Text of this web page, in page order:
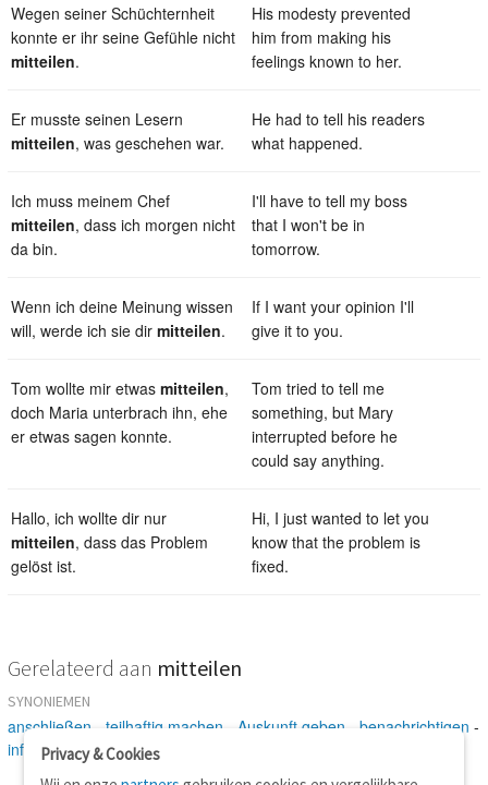
Wegen seiner Schüchternheit
konnte er ihr seine Gefühle nicht
mitteilen.
His modesty prevented
him from making his
feelings known to her.
Er musste seinen Lesern
mitteilen, was geschehen war.
He had to tell his readers
what happened.
Ich muss meinem Chef
mitteilen, dass ich morgen nicht
da bin.
I'll have to tell my boss
that I won't be in
tomorrow.
Wenn ich deine Meinung wissen
will, werde ich sie dir mitteilen.
If I want your opinion I'll
give it to you.
Tom wollte mir etwas mitteilen,
doch Maria unterbrach ihn, ehe
er etwas sagen konnte.
Tom tried to tell me
something, but Mary
interrupted before he
could say anything.
Hallo, ich wollte dir nur
mitteilen, dass das Problem
gelöst ist.
Hi, I just wanted to let you
know that the problem is
fixed.
Gerelateerd aan mitteilen
SYNONIEMEN
anschließen teilhaftig machen Auskunft geben benachrichtigen -
informieren-angeben
Privacy & Cookies